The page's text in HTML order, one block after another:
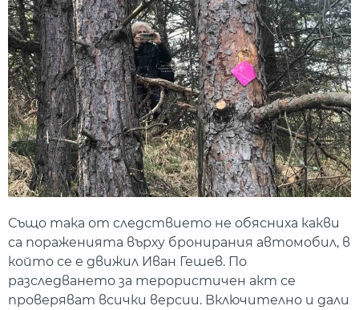
Също така от следствието не обясниха какви
са пораженията върху бронирания автомобил, в
който се е движил Иван Гешев. По
разследването за терористичен акт се
проверяват всички версии. Включително и дали